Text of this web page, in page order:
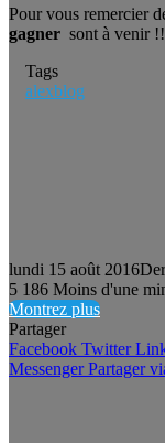
Pour vous remercier
gagner sont à venir !!
Tags
alexblog
lundi 15 août 2016
5 186 Moins d'une
Montrez plus
Partager
Facebook Twitter
Messenger Partager